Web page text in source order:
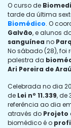
O curso de
tarde da última
Biomédico. O
Galvão, e alunos
sanguínea no
No sábado (28), foi
palestra da
Ari Pereira de
Celebrada no dia
de Lei nº 11.339, de
referência ao dia
através do Projeto
biomédico é o